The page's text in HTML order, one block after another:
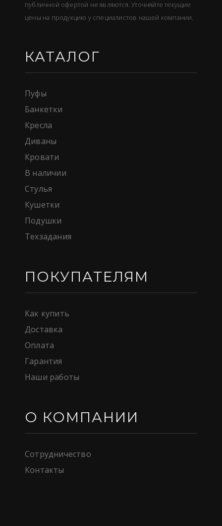
публичной офертой не являются. Уточняйте текущие
цены на продукцию у специалистов нашей компании.
КАТАЛОГ
Пуфы
Банкетки
Кресла
Диваны
Кровати
В наличии
Стулья
Кушетки
Подушки
Техзадания
ПОКУПАТЕЛЯМ
Как купить
Доставка
Оплата
Гарантия
Наши работы
О КОМПАНИИ
Сотрудничество
Контакты